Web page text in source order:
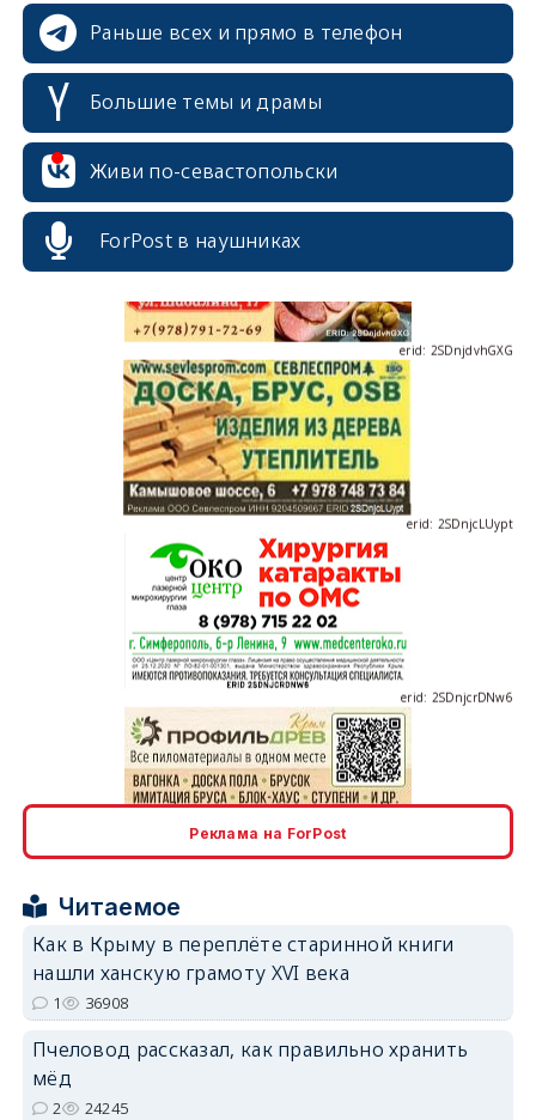
Раньше всех и прямо в телефон
Большие темы и драмы
Живи по-севастопольски
ForPost в наушниках
erid: 2SDnjdPjgYS
erid: 2SDnjdvhGXG
erid: 2SDnjcLUypt
erid: 2SDnjcrDNw6
Реклама на ForPost
Читаемое
Как в Крыму в переплёте старинной книги
нашли ханскую грамоту XVI века
1 36908
Пчеловод рассказал, как правильно хранить
мёд
2 24245